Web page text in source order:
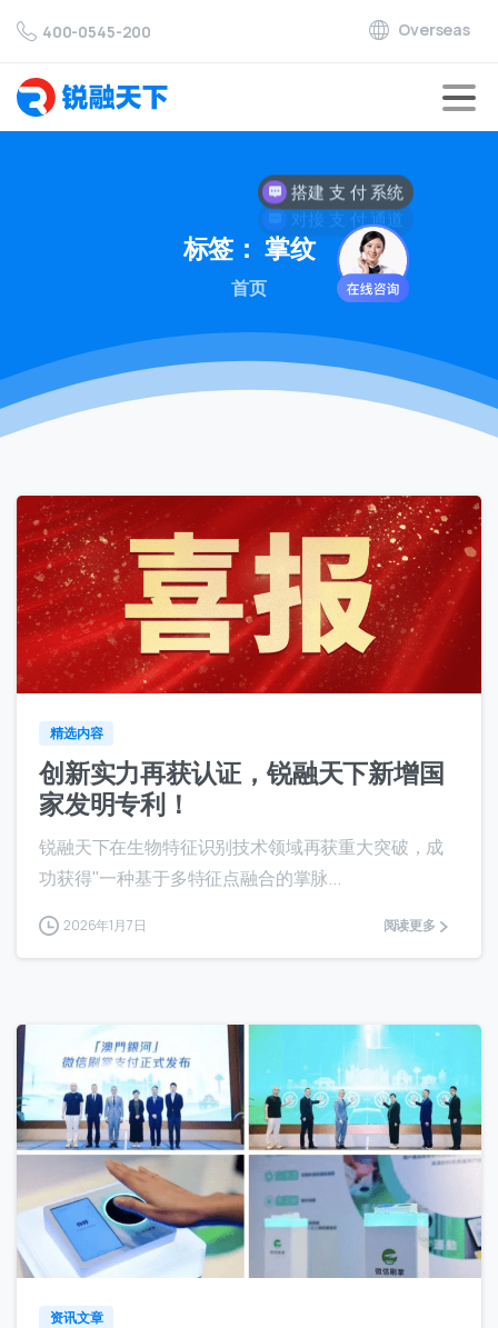
400-0545-200 Overseas
标签： 掌纹
首页
精选内容
创新实力再获认证，锐融天下新增国
家发明专利！
锐融天下在生物特征识别技术领域再获重大突破，成
功获得"一种基于多特征点融合的掌脉...
2026年1月7日 阅读更多
6
资讯文章
对接 支 付 通道